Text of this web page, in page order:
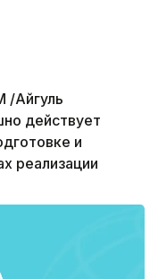
Айгуль
действует
и
реализации